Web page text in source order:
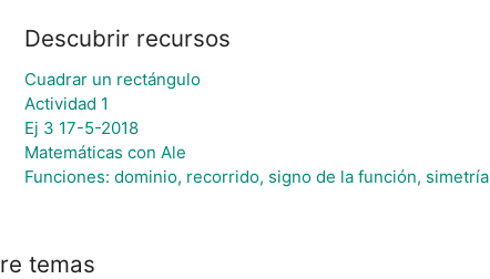
Descubrir recursos
Cuadrar un rectángulo
Actividad 1
Ej 3 17-5-2018
Matemáticas con Ale
Funciones: dominio, recorrido, signo de la función, simetría
temas